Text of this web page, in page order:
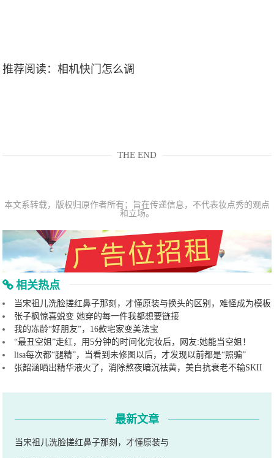
推荐阅读：相机快门怎么调
THE END
本文系转载，版权归原作者所有；旨在传递信息，不代表妆点秀的观点
和立场。
相关热点
当宋祖儿洗脸搓红鼻子那刻，才懂原装与换头的区别，难怪成为模板
张子枫惊喜蜕变 她穿的每一件我都想要链接
我的冻龄“好朋友”，16款宅家变美法宝
“最丑空姐”走红，用5分钟的时间化完妆后，网友:她能当空姐！
lisa每次都“腿精”，当看到未修图以后，才发现以前都是“照骗”
张韶涵晒出精华液火了，消除熬夜暗沉祛黄，美白抗衰老不输SKII
最新文章
当宋祖儿洗脸搓红鼻子那刻，才懂原装与